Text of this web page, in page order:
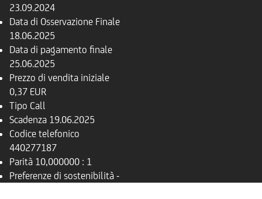
23.09.2024
Data di Osservazione Finale
18.06.2025
Data di pagamento finale
25.06.2025
Prezzo di vendita iniziale
0,37 EUR
Tipo Call
Scadenza 19.06.2025
Codice telefonico
440277187
Parità 10,000000 : 1
Preferenze di sostenibilità -